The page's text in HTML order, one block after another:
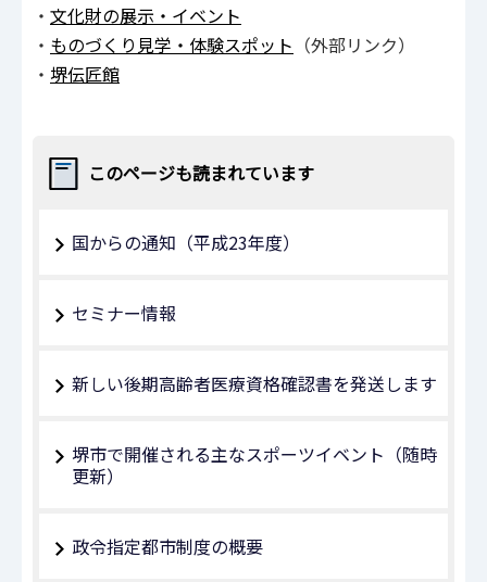
・ 文化財の展示・イベント
・ ものづくり見学・体験スポット （外部リンク）
・ 堺伝匠館
このページも読まれています
国からの通知（平成23年度）
セミナー情報
新しい後期高齢者医療資格確認書を発送します
堺市で開催される主なスポーツイベント（随時
更新）
政令指定都市制度の概要